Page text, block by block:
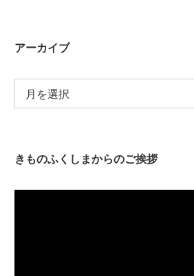
アーカイブ
きものふくしまからのご挨拶